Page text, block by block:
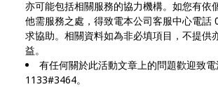
亦可能包括相關服務的協力機構。如您有依
他需服務之處，得致電本公司客服中心電話
求協助。相關資料如為非必填項目，不提供
益。
有任何關於此活動文章上的問題歡迎致
1133#3464。